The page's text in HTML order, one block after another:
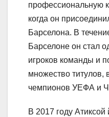
профессиональную
когда он
Барселона. В
Барселоне он стал
игроков команды и
множество титулов,
чемпионов УЕФА и
В 2017 году